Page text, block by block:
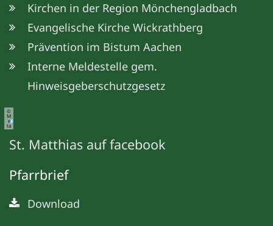
Kirchen in der Region Mönchengladbach
Evangelische Kirche Wickrathberg
Prävention im Bistum Aachen
Interne Meldestelle gem.
Hinweisgeberschutzgesetz
©
M
e
ta
St. Matthias auf facebook
Pfarrbrief
Download